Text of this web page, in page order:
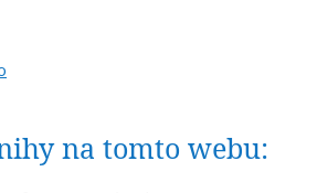
na tomto webu: